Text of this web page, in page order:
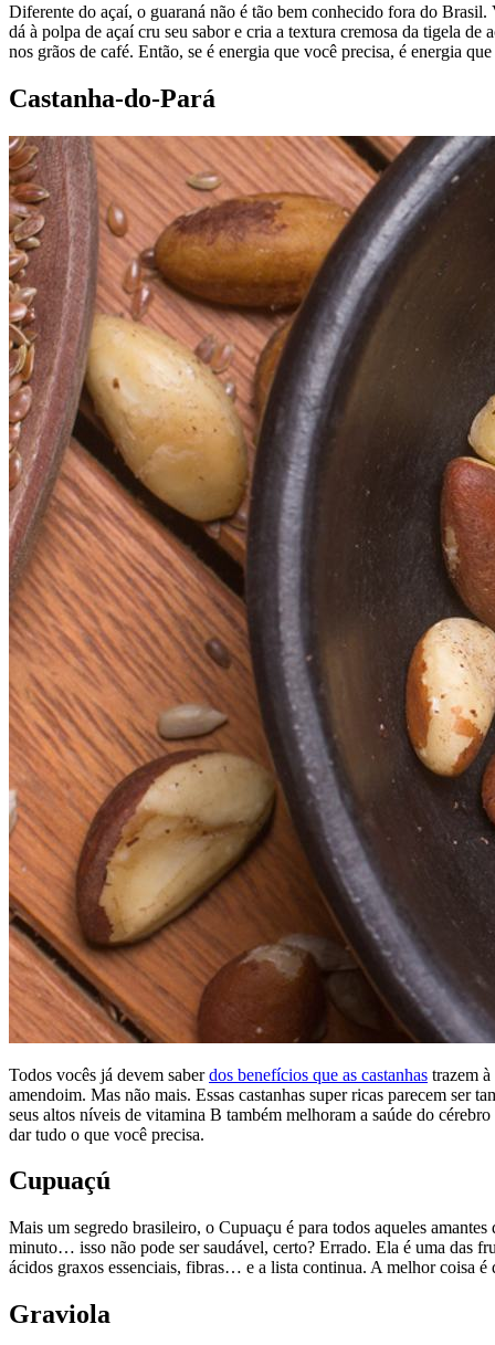
Diferente do açaí, o guaraná não é tão bem conhecido fora do Brasil.
dá à polpa de açaí cru seu sabor e cria a textura cremosa da tigela de
nos grãos de café. Então, se é energia que você precisa, é energia
Castanha-do-Pará
Todos vocês já devem saberdos benefícios que as castanhas trazem à
amendoim. Mas não mais. Essas castanhas super ricas parecem ser
seus altos níveis de vitamina B também melhoram a saúde do
dar tudo o que você precisa.
Cupuaçú
Mais um segredo brasileiro, o Cupuaçu é para todos aqueles
minuto… isso não pode ser saudável, certo? Errado. Ela é uma das
ácidos graxos essenciais, fibras… e a lista continua. A melhor coisa é
Graviola